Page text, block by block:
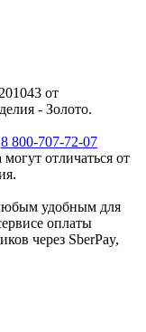
от
- Золото.
8 800-707-72-07
отличаться от
удобным для
оплаты
через SberPay,